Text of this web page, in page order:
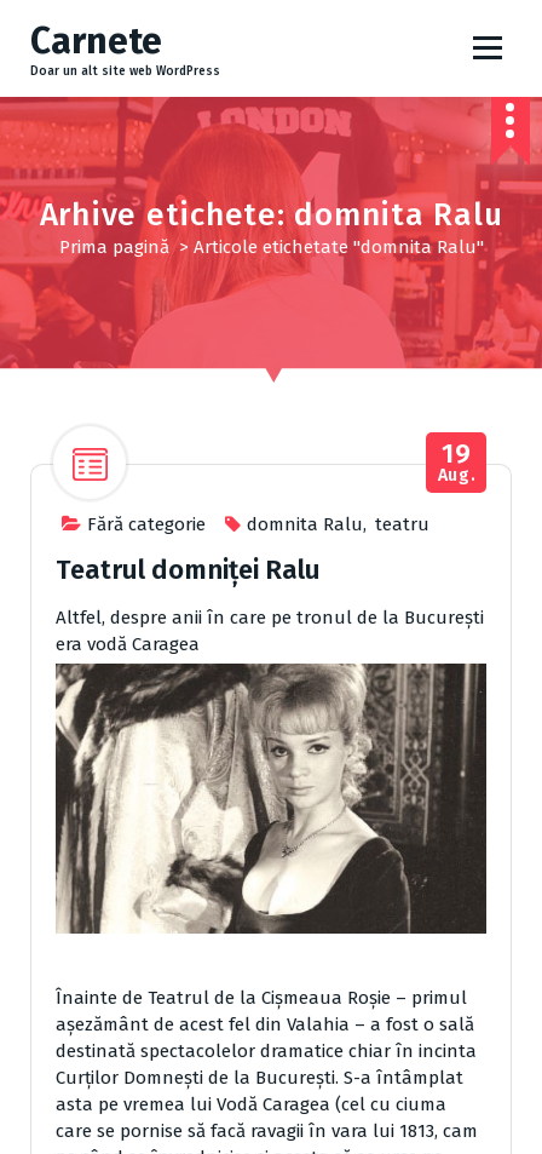
i
l
a
c
o
n
t
Carnete
Doar un alt site web WordPress
Arhive etichete: domnita Ralu
Prima pagină > Articole etichetate "domnita Ralu"
Fără categorie domnita Ralu, teatru
19
Aug.
Teatrul domniței Ralu
Altfel, despre anii în care pe tronul de la Bucureşti
era vodă Caragea
Înainte de Teatrul de la Cişmeaua Roşie – primul
aşezământ de acest fel din Valahia – a fost o sală
destinată spectacolelor dramatice chiar în incinta
Curţilor Domneşti de la Bucureşti. S-a întâmplat
asta pe vremea lui Vodă Caragea (cel cu ciuma
care se pornise să facă ravagii în vara lui 1813, cam